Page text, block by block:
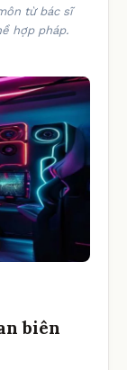
từ bác sĩ
hợp pháp.
biên